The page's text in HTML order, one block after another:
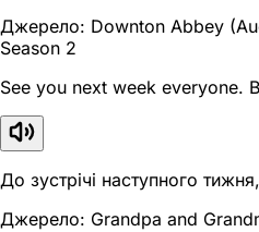
Джерело: Downton Abbey
Season 2
See you next week everyone.
До зустрічі наступного
Джерело: Grandpa and